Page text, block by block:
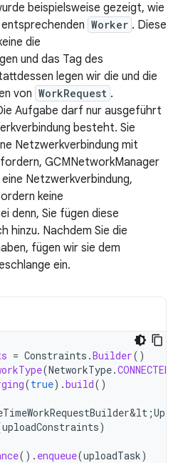
beispielsweise gezeigt, wie
entsprechenden Worker . Diese
die
und das Tag des
legen wir die und die
von WorkRequest .
Aufgabe darf nur ausgeführt
besteht. Sie
Netzwerkverbindung mit
GCMNetworkManager
Netzwerkverbindung,
keine
denn, Sie fügen diese
hinzu. Nachdem Sie die
fügen wir sie dem
ein.
= Constraints .Builder()
(NetworkType.CONNECTED
(true).build()
;
uploadConstraints)
(). enqueue(uploadTask)